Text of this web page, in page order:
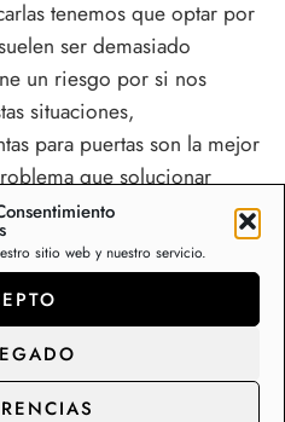
sitio web y nuestro servicio.
tenemos que optar por
ser demasiado
un riesgo por si nos
situaciones,
para puertasson la mejor
que solucionar
los insectos en casa.
lo encontrarás. De
de plástico o aluminio…
alcance.